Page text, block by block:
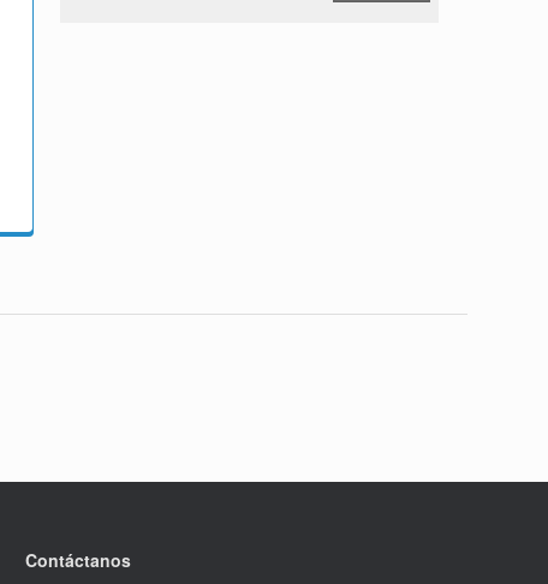
Contáctanos